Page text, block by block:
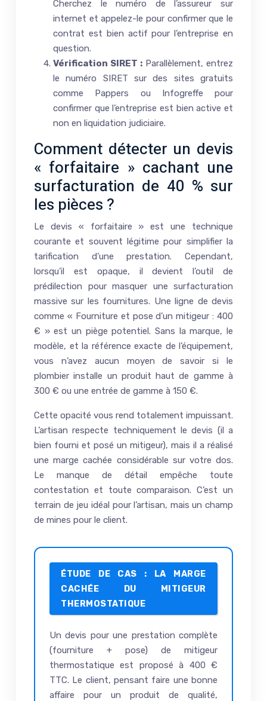
Cherchez le numéro de l’assureur sur
internet et appelez-le pour confirmer que le
contrat est bien actif pour l’entreprise en
question.
Vérification SIRET : Parallèlement, entrez
le numéro SIRET sur des sites gratuits
comme Pappers ou Infogreffe pour
confirmer que l’entreprise est bien active et
non en liquidation judiciaire.
Comment détecter un devis
« forfaitaire » cachant une
surfacturation de 40 % sur
les pièces ?
Le devis « forfaitaire » est une technique
courante et souvent légitime pour simplifier la
tarification d’une prestation. Cependant,
lorsqu’il est opaque, il devient l’outil de
prédilection pour masquer une surfacturation
massive sur les fournitures. Une ligne de devis
comme « Fourniture et pose d’un mitigeur : 400
€ » est un piège potentiel. Sans la marque, le
modèle, et la référence exacte de l’équipement,
vous n’avez aucun moyen de savoir si le
plombier installe un produit haut de gamme à
300 € ou une entrée de gamme à 150 €.
Cette opacité vous rend totalement impuissant.
L’artisan respecte techniquement le devis (il a
bien fourni et posé un mitigeur), mais il a réalisé
une marge cachée considérable sur votre dos.
Le manque de détail empêche toute
contestation et toute comparaison. C’est un
terrain de jeu idéal pour l’artisan, mais un champ
de mines pour le client.
ÉTUDE DE CAS : LA MARGE
CACHÉE DU MITIGEUR
THERMOSTATIQUE
Un devis pour une prestation complète
(fourniture + pose) de mitigeur
thermostatique est proposé à 400 €
TTC. Le client, pensant faire une bonne
affaire pour un produit de qualité,